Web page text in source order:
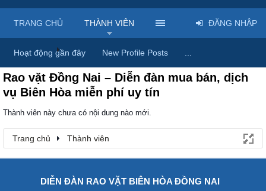
Trang chủ Thành viên
Rao vặt Đồng Nai – Diễn đàn mua bán, dịch
vụ Biên Hòa miễn phí uy tín
Thành viên này chưa có nội dung nào mới.
Trang chủ Thành viên
TRANG CHỦ THÀNH VIÊN
Hoạt động gần đây New Profile Posts
ĐĂNG NHẬP
DIỄN ĐÀN RAO VẶT BIÊN HÒA ĐỒNG NAI